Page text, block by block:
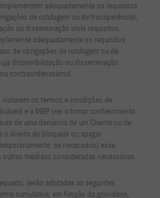
adequadamente os requisitos
de rotulagem ou de transparência);
ou disseminação viole requisitos
adequadamente os requisitos
de obrigações de rotulagem ou de
disponibilização ou disseminação
contraordenacional.
os termos e condições de
e a MBP vier a tomar conhecimento
de uma denúncia de um Cliente ou de
o direito de bloquear ou apagar
se necessário) esse
medidas consideradas necessárias.
serão adotadas as seguintes
cumulativa, em função da gravidade,